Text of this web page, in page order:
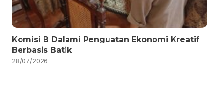
Komisi B Dalami Penguatan Ekonomi Kreatif
Berbasis Batik
28/07/2026